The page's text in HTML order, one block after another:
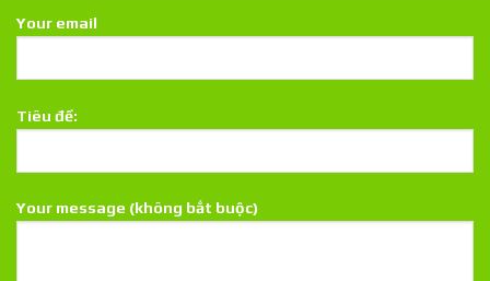
Your email
Tiêu đề:
Your message (không bắt buộc)